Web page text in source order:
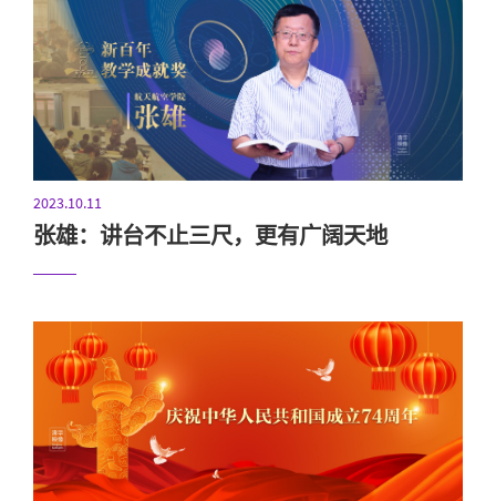
2023.10.11
张雄：讲台不止三尺，更有广阔天地